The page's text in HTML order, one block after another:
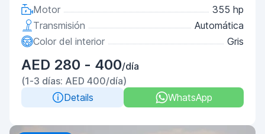
Motor
355 hp
Transmisión
Automática
Color del interior
Gris
AED 280 - 400/día
(1-3 días: AED 400/día)
Details
WhatsApp